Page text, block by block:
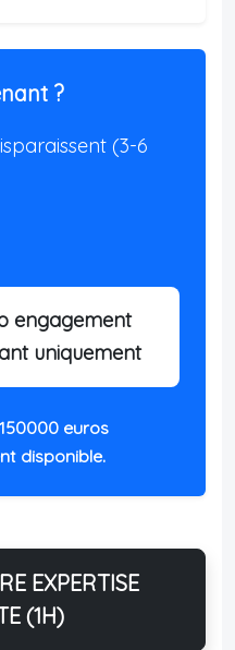
?
(3-6
engagement
uniquement
150000 euros
disponible.
EXPERTISE
(1H)